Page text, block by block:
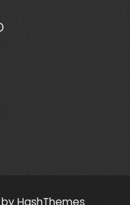
HashThemes